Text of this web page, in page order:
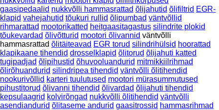
gaasipedaalid nukkvõlli hammasrattad õlijahutid õlifiltrid EGR-
klapid vahejahutid tõukuri rullid õlipumbad väntvõllid
rihmarattad mootorikatted heitgaasitagastus silindrite plokid
tõukevardad õlivõtturid mootori õlivannid väntvõlli
hammasrattad õlitäiteavad EGR torud silindrihülsid hoorattad
klapikaane tihendid drosselklapid õlitorud õlijahuti katted
tugipadjad õlipihustid õhuvooluandurid mitmikkiilrihmad
õlirõhuandurid silindripea tihendid väntvõlli õlitihendid
nookurivõllid karteri tuulutused mootori mürasummutused
pihustitorud õlivanni tihendid õlivardad õlijahuti tihendid
kepsulaagrid kolvirõngad nukkvõlli õlitihendid väntvõlli
asendiandurid õlitaseme andurid gaasitrossid hammasrihmad